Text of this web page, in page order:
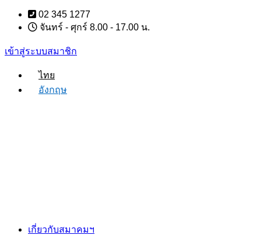
Skip
content
02 345 1277
จันทร์ - ศุกร์ 8.00 - 17.00 น.
เข้าสู่ระบบสมาชิก
ไทย
อังกฤษ
เกี่ยวกับสมาคมฯ